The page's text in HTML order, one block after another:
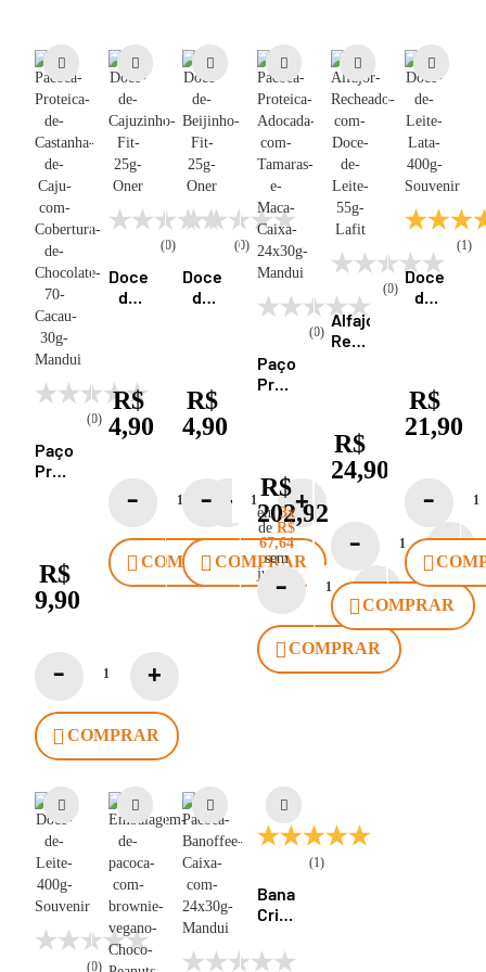
(0)
Paçoca
Proteica
com
Cobertura
de
Cacau
Manduí
R$
9,90
COMPRAR
(0)
Doce
de
Oner
R$
4,90
COMPRAR
(0)
Doce
de
R$
4,90
COMPRAR
(0)
Paçoca
Proteica
Maçã
Caixa
com
24x30g
Manduí
R$
202,92
em3x
de R$
67,64
sem
juros*
COMPRAR
(0)
Alfajor
Recheado
55g
Lafit
R$
24,90
COMPRAR
(1)
Doce
de
Souvenir
R$
21,90
(0)
(1)
Bananinha
Cristalizada
36g